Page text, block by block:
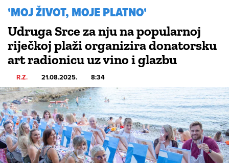
'MOJ ŽIVOT, MOJE PLATNO'
Udruga Srce za nju na popularnoj
riječkoj plaži organizira donatorsku
art radionicu uz vino i glazbu
R.Z. 21.08.2025. 8:34